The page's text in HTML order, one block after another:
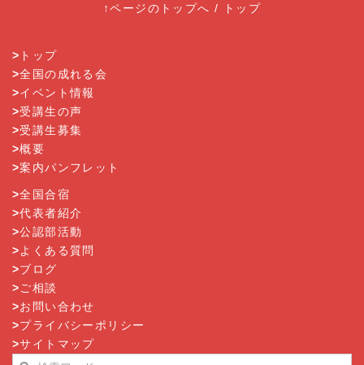
↑ページのトップへ / トップ
> トップ
>全国の成れる会
>イベント情報
>受講生の声
>受講生募集
>概要
>案内パンフレット
>全国合宿
>代表者紹介
>公認部活動
>よくある質問
>ブログ
>ご相談
>お問い合わせ
>プライバシーポリシー
>サイトマップ